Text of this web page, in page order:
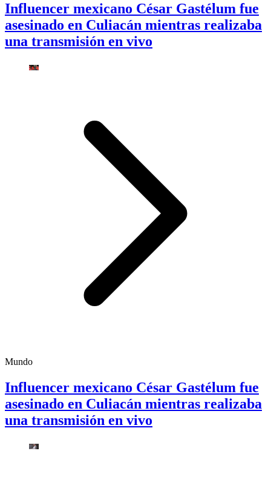
Influencer mexicano César Gastélum fue
asesinado en Culiacán mientras realizaba
una transmisión en vivo
Mundo
Influencer mexicano César Gastélum fue
asesinado en Culiacán mientras realizaba
una transmisión en vivo